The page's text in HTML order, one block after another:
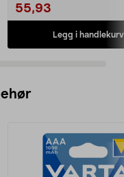
55,93
Legg i handlekurv